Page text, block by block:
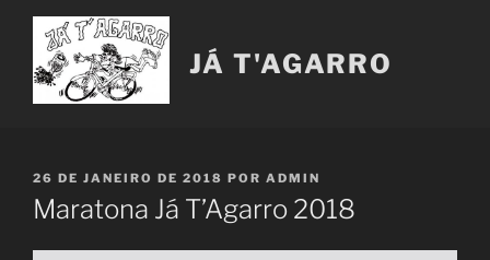
Saltar
conteúdo
JÁ T'AGARRO
PUBLICADO
EM
26 DE JANEIRO DE 2018 POR ADMIN
Maratona Já T’Agarro 2018